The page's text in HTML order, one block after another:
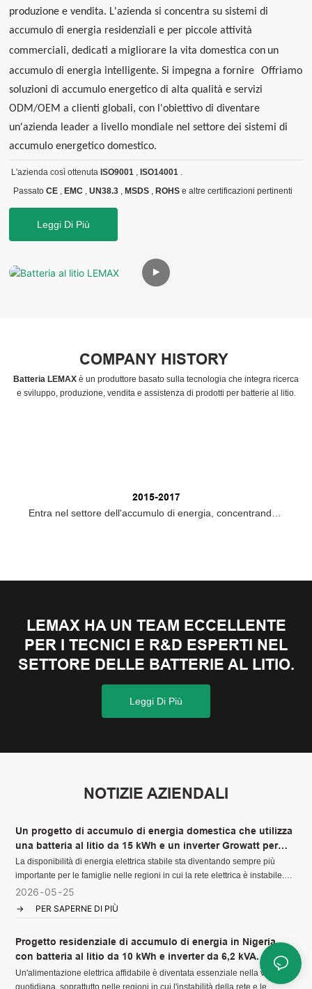
produzione e vendita. L'azienda si concentra su sistemi di
accumulo di energia residenziali e per piccole attività
commerciali, dedicati a migliorare la vita domestica con un
accumulo di energia intelligente. Si impegna a fornire
Offriamo
soluzioni di accumulo energetico di alta qualità e servizi
ODM/OEM a clienti globali, con l'obiettivo di diventare
un'azienda leader a livello mondiale nel settore dei sistemi di
accumulo energetico domestico.
L'azienda così ottenuta ISO9001 , ISO14001 .
PassatoCE , EMC ,UN38.3 , MSDS , ROHSe altre certificazioni pertinenti
Leggi Di Più
COMPANY HISTORY
Batteria LEMAX è un produttore basato sulla tecnologia che integra ricerca
e sviluppo, produzione, vendita e assistenza di prodotti per batterie al litio.
2015-2017
Entra nel settore dell'accumulo di energia, concentrandosi
LEMAX HA UN TEAM ECCELLENTE
PER I TECNICI E R&D ESPERTI NEL
SETTORE DELLE BATTERIE AL LITIO.
Leggi Di Più
NOTIZIE AZIENDALI
Un progetto di accumulo di energia domestica che utilizza
una batteria al litio da 15 kWh e un inverter Growatt per
fornire un'alimentazione di riserva stabile e una maggiore
indipendenza energetica.
La disponibilità di energia elettrica stabile sta diventando sempre più
importante per le famiglie nelle regioni in cui la rete elettrica è instabile.
Un sistema di accumulo energetico affidabile contribuisce a garantire la
continuità della vita quotidiana, fornendo energia di riserva durante le
2026 05 25
PER SAPERNE DI PIÙ
Progetto residenziale di accumulo di energia in Nigeria
con batteria al litio da 10 kWh e inverter da 6,2 kVA.
Un'alimentazione elettrica affidabile è diventata essenziale nella vita
quotidiana, soprattutto nelle regioni in cui l'instabilità della rete e le